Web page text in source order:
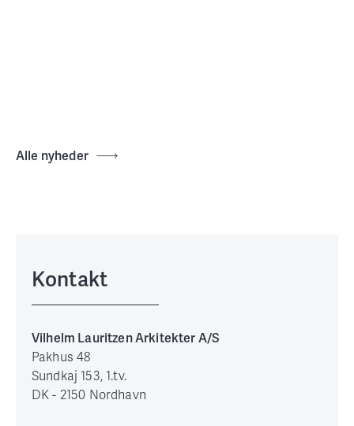
Alle nyheder
Kontakt
Vilhelm Lauritzen Arkitekter A/S
Pakhus 48
Sundkaj 153, 1.tv.
DK - 2150 Nordhavn